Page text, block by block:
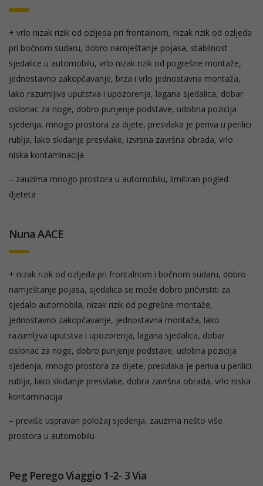
+ vrlo nizak rizik od ozljeda pri frontalnom, nizak rizik od ozljeda
pri bočnom sudaru, dobro namještanje pojasa, stabilnost
sjedalice u automobilu, vrlo nizak rizik od pogrešne montaže,
jednostavno zakopčavanje, brza i vrlo jednostavna montaža,
lako razumljiva uputstva i upozorenja, lagana sjedalica, dobar
oslonac za noge, dobro punjenje podstave, udobna pozicija
sjedenja, mnogo prostora za dijete, presvlaka je periva u perilici
rublja, lako skidanje presvlake, izvrsna završna obrada, vrlo
niska kontaminacija
– zauzima mnogo prostora u automobilu, limitiran pogled
djeteta
Nuna AACE
+ nizak rizik od ozljeda pri frontalnom i bočnom sudaru, dobro
namještanje pojasa, sjedalica se može dobro pričvrstiti za
sjedalo automobila, nizak rizik od pogrešne montaže,
jednostavno zakopčavanje, jednostavna montaža, lako
razumljiva uputstva i upozorenja, lagana sjedalica, dobar
oslonac za noge, dobro punjenje podstave, udobna pozicija
sjedenja, mnogo prostora za dijete, presvlaka je periva u perilici
rublja, lako skidanje presvlake, dobra završna obrada, vrlo niska
kontaminacija
– previše uspravan položaj sjedenja, zauzima nešto više
prostora u automobilu
Peg Perego Viaggio 1-2- 3 Via